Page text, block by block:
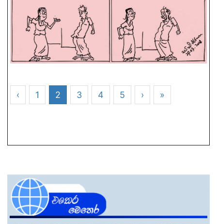
‹ 1 2 3 4 5 › »